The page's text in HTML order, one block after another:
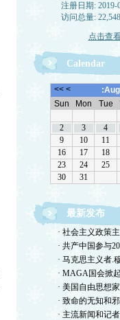
注册日期: 2019-
访问总量:
点击查
Calendar
最新发布
· 社会主义政策
· 共产中国参与
· 马克思主义者.
· MAGA国会掀
· 美国自由思想
· 致命的无知和
· 主流新闻和记